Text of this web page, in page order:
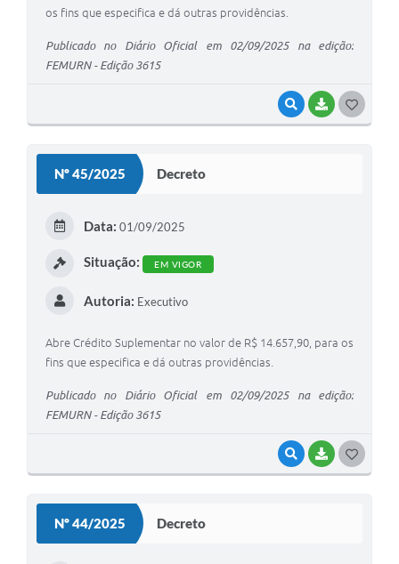
VISUALIZAR
BAIXAR
os fins que especifica e dá outras providências.
Publicado no Diário Oficial em 02/09/2025 na edição:
FEMURN - Edição 3615
Nº 45/2025 Decreto
VISUALIZAR
BAIXAR
Data: 01/09/2025
Situação: EM VIGOR
Autoria: Executivo
Abre Crédito Suplementar no valor de R$ 14.657,90, para os
fins que especifica e dá outras providências.
Publicado no Diário Oficial em 02/09/2025 na edição:
FEMURN - Edição 3615
Nº 44/2025 Decreto